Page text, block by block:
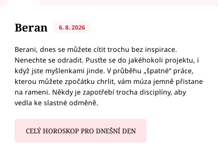
Beran 6. 8. 2026
Berani, dnes se můžete cítit trochu bez inspirace.
Nenechte se odradit. Pusťte se do jakéhokoli projektu, i
když jste myšlenkami jinde. V průběhu „špatné“ práce,
kterou můžete zpočátku chrlit, vám múza jemně přistane
na rameni. Někdy je zapotřebí trocha disciplíny, aby
vedla ke slastné odměně.
CELÝ HOROSKOP PRO DNEŠNÍ DEN